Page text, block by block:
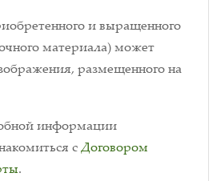
и выращенного
материала) может
размещенного на
информации
сДоговором
.